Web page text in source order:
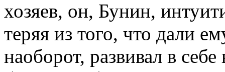
хозяев, он, Бунин,
теряя из того, что дали
наоборот, развивал в